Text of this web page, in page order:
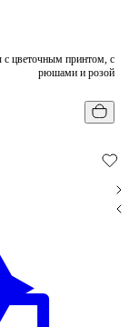
цветочным принтом, с
рюшами и розой